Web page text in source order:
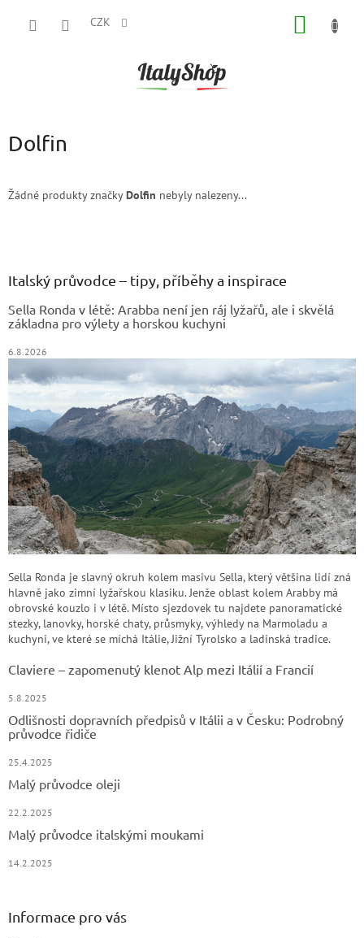
CZK
Dolfin
Žádné produkty značkyDolfin nebyly nalezeny...
Italský průvodce – tipy, příběhy a inspirace
Sella Ronda v létě: Arabba není jen ráj lyžařů, ale i skvělá
základna pro výlety a horskou kuchyni
6.8.2026
Sella Ronda je slavný okruh kolem masivu Sella, který většina lidí zná
hlavně jako zimní lyžařskou klasiku. Jenže oblast kolem Arabby má
obrovské kouzlo i v létě. Místo sjezdovek tu najdete panoramatické
stezky, lanovky, horské chaty, průsmyky, výhledy na Marmoladu a
kuchyni, ve které se míchá Itálie, Jižní Tyrolsko a ladinská tradice.
Claviere – zapomenutý klenot Alp mezi Itálií a Francií
5.8.2025
Odlišnosti dopravních předpisů v Itálii a v Česku: Podrobný
průvodce řidiče
25.4.2025
Malý průvodce oleji
22.2.2025
Malý průvodce italskými moukami
14.2.2025
Informace pro vás